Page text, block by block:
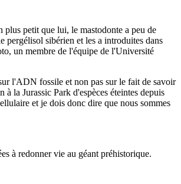
plus petit que lui, le mastodonte a peu de
pergélisol sibérien et les a introduites dans
un membre de l'équipe de l'Université
l'ADN fossile et non pas sur le fait de savoir
la Jurassic Park d'espèces éteintes depuis
et je dois donc dire que nous sommes
à redonner vie au géant préhistorique.